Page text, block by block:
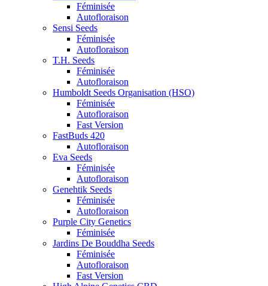
Féminisée
Autofloraison
Sensi Seeds
Féminisée
Autofloraison
T.H. Seeds
Féminisée
Autofloraison
Humboldt Seeds Organisation (HSO)
Féminisée
Autofloraison
Fast Version
FastBuds 420
Autofloraison
Eva Seeds
Féminisée
Autofloraison
Genehtik Seeds
Féminisée
Autofloraison
Purple City Genetics
Féminisée
Jardins De Bouddha Seeds
Féminisée
Autofloraison
Fast Version